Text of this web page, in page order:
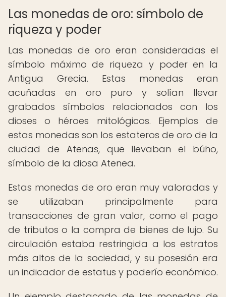
Las monedas de oro: símbolo de
riqueza y poder
Las monedas de oro eran consideradas el
símbolo máximo de riqueza y poder en la
Antigua Grecia. Estas monedas eran
acuñadas en oro puro y solían llevar
grabados símbolos relacionados con los
dioses o héroes mitológicos. Ejemplos de
estas monedas son los estateros de oro de la
ciudad de Atenas, que llevaban el búho,
símbolo de la diosa Atenea.
Estas monedas de oro eran muy valoradas y
se utilizaban principalmente para
transacciones de gran valor, como el pago
de tributos o la compra de bienes de lujo. Su
circulación estaba restringida a los estratos
más altos de la sociedad, y su posesión era
un indicador de estatus y poderío económico.